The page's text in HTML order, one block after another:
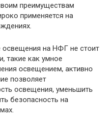
преимуществам
применяется на
освещения на НФГ не стоит
такие как умное
освещением, активно
позволяет
освещения, уменьшить
безопасность на